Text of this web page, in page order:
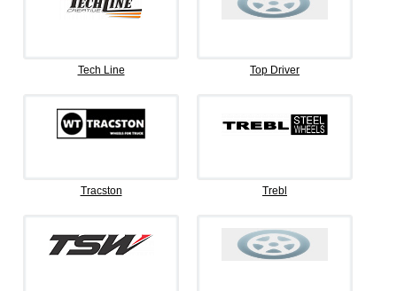
Tech Line Top Driver
Tracston Trebl